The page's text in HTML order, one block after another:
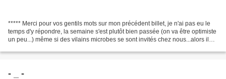
***** Merci pour vos gentils mots sur mon précédent billet, je n'ai pas eu le
temps d'y répondre, la semaine s'est plutôt bien passée (on va être optimiste
un peu...) même si des vilains microbes se sont invités chez nous...alors il
- _ -